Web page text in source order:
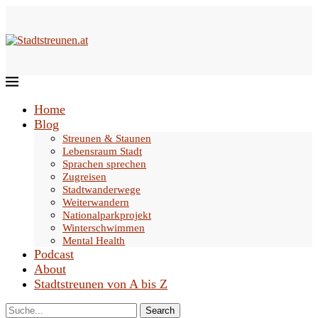
Home
Blog
Streunen & Staunen
Lebensraum Stadt
Sprachen sprechen
Zugreisen
Stadtwanderwege
Weiterwandern
Nationalparkprojekt
Winterschwimmen
Mental Health
Podcast
About
Stadtstreunen von A bis Z
Search